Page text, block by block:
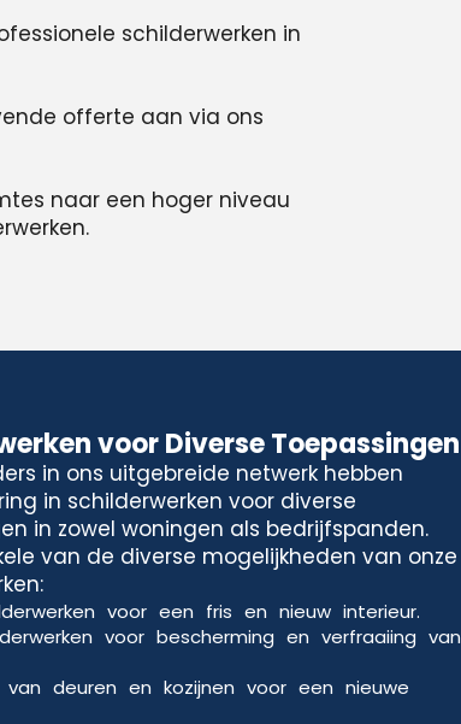
schilderwerken in
offerte aan via ons
naar een hoger niveau
voor Diverse Toepassingen
in ons uitgebreide netwerk hebben
in schilderwerken voor diverse
in zowel woningen als bedrijfspanden.
van de diverse mogelijkheden van onze
voor een fris en nieuw interieur.
voor bescherming en verfraaiing van
van deuren en kozijnen voor een nieuwe